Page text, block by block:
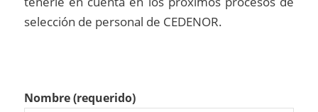
selección de personal de CEDENOR.
Nombre (requerido)